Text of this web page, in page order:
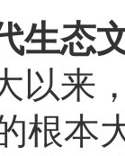
生态
以来
根本